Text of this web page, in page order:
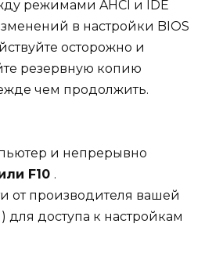
режимами AHCI и IDE
в настройки BIOS
осторожно и
резервную копию
чем продолжить.
и непрерывно
F10 .
от производителя вашей
для доступа к настройкам